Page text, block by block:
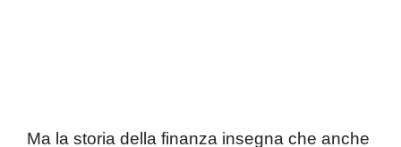
Ma la storia della finanza insegna che anche